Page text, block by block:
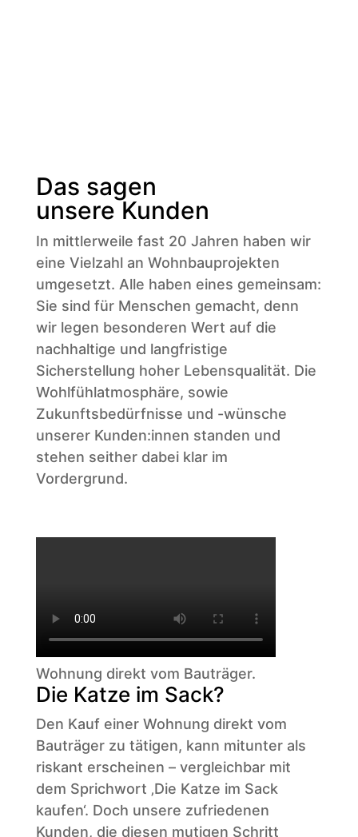
Das sagen
unsere Kunden
In mittlerweile fast 20 Jahren haben wir
eine Vielzahl an Wohnbauprojekten
umgesetzt. Alle haben eines gemeinsam:
Sie sind für Menschen gemacht, denn
wir legen besonderen Wert auf die
nachhaltige und langfristige
Sicherstellung hoher Lebensqualität. Die
Wohlfühlatmosphäre, sowie
Zukunftsbedürfnisse und -wünsche
unserer Kunden:innen standen und
stehen seither dabei klar im
Vordergrund.
Wohnung direkt vom Bauträger.
Die Katze im Sack?
Den Kauf einer Wohnung direkt vom
Bauträger zu tätigen, kann mitunter als
riskant erscheinen – vergleichbar mit
dem Sprichwort ‚Die Katze im Sack
kaufen‘. Doch unsere zufriedenen
Kunden, die diesen mutigen Schritt